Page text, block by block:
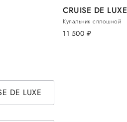
CRUISE DE LUXE
Купальник сплошной
11 500 руб.
DE LUXE